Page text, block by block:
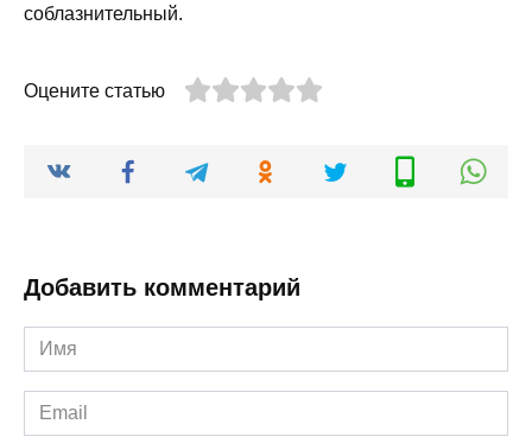
соблазнительный.
Оцените статью
Добавить комментарий
Имя
*
Email
*